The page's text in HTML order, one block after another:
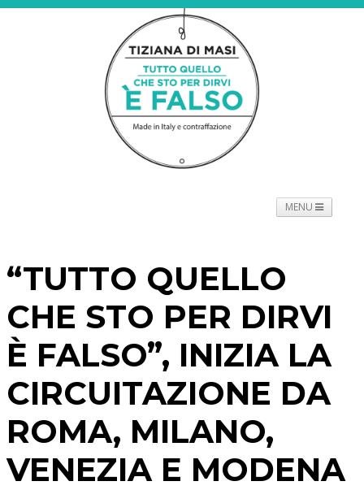
MENU
PROMOTORI BIOGRAFIE PRESS CONTATTI
“TUTTO QUELLO
CHE STO PER DIRVI
È FALSO”, INIZIA LA
CIRCUITAZIONE DA
ROMA, MILANO,
VENEZIA E MODENA